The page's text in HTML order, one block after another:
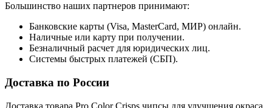
Большинство наших партнеров принимают:
Банковские карты (Visa, MasterCard, МИР) онлайн.
Наличные или карту при получении.
Безналичный расчет для юридических лиц.
Системы быстрых платежей (СБП).
Доставка по России
Доставка товара Pro Color Crisps чипсы для улучшения окраса